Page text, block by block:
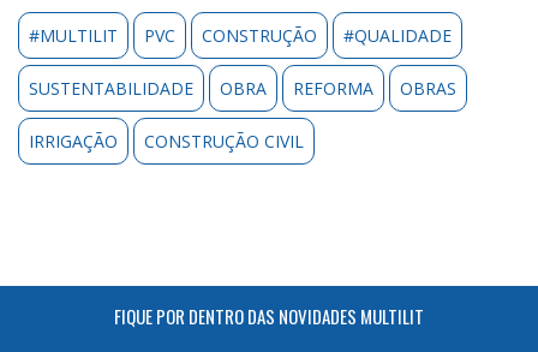
#MULTILIT PVC CONSTRUÇÃO #QUALIDADE
SUSTENTABILIDADE OBRA REFORMA OBRAS
IRRIGAÇÃO CONSTRUÇÃO CIVIL
FIQUE POR DENTRO DAS NOVIDADES MULTILIT